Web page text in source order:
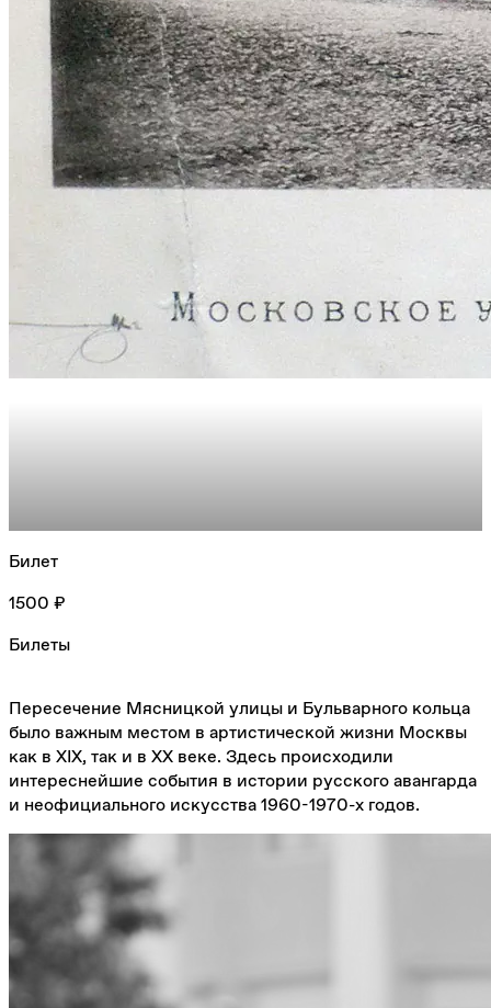
Билет
1500 ₽
Билеты
Пересечение Мясницкой улицы и Бульварного кольца
было важным местом в артистической жизни Москвы
как в ХIX, так и в ХХ веке. Здесь происходили
интереснейшие события в истории русского авангарда
и неофициального искусства 1960-1970-х годов.